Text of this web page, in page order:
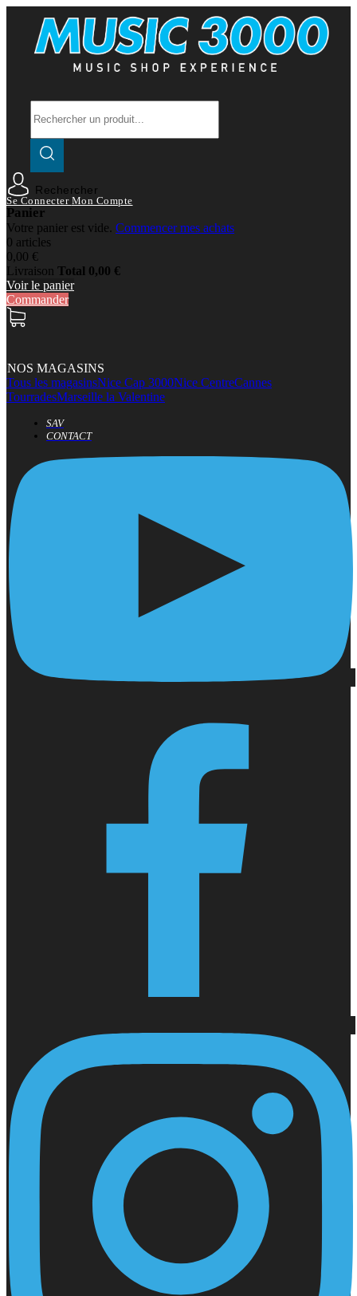
Rechercher
Se Connecter Mon Compte
Panier
Votre panier est vide. Commencer mes achats
0 articles
0,00 €
Livraison Total 0,00 €
Voir le panier
Commander
NOS MAGASINS
Tous les magasinsNice Cap 3000Nice CentreCannes
TourradesMarseille la Valentine
SAV
CONTACT